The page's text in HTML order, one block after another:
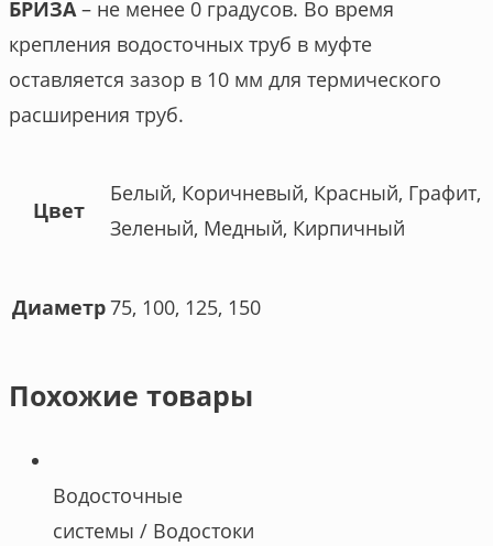
БРИЗА– не менее 0 градусов. Во время
крепления водосточных труб в муфте
оставляется зазор в 10 мм для термического
расширения труб.
Цвет
Белый, Коричневый, Красный, Графит,
Зеленый, Медный, Кирпичный
Диаметр75, 100, 125, 150
Похожие товары
Водосточные
системы / Водостоки